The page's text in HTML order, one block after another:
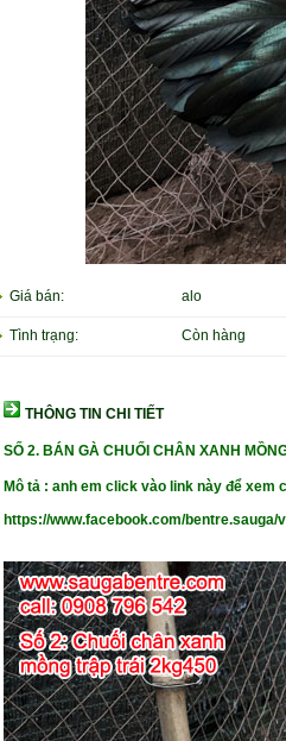
Giá bán: alo
Tình trạng: Còn hàng
THÔNG TIN CHI TIẾT
SỐ 2. BÁN GÀ CHUỐI CHÂN XANH
Mô tả : anh em click vào link này để xem
https://www.facebook.com/bentre.sauga/